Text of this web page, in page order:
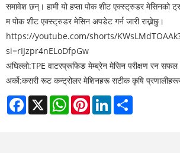
समावेश छन्। हामी यो हप्ता पोक शीट एक्स्ट्रुडर मेसिनको
म पोक शीट एक्स्ट्रुडर मेसिन अपडेट गर्न जारी राख्नेछु।
https://youtube.com/shorts/
si=rIJzpr4nELoDfpGw
अघिल्लो:TPE वाटरप्रूफिङ मेम्ब्रेन मेसिन परीक्षण रन सफल
अर्को:कसरी रूट कन्ट्रोलर मेशिनहरू सटीक कृषि
Facebook
X WhatsAppPinterestLinkedIn